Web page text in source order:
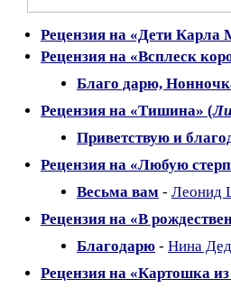
Рецензия на «Дети Карла
Рецензия на «Всплеск
Благо дарю,
Рецензия на «Тишина» (
Приветствую и
Рецензия на «Любую
Весьма вам - Леонид
Рецензия на «В
Благодарю - Нина
Рецензия на «Картошка